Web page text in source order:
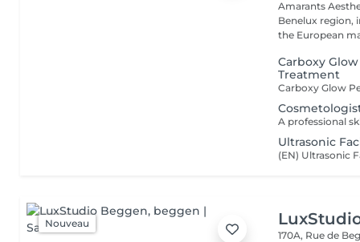
Amarants
Benelux region,
the European
Carboxy
Treatment
Ultrasonic
Nouveau
170A, Rue de